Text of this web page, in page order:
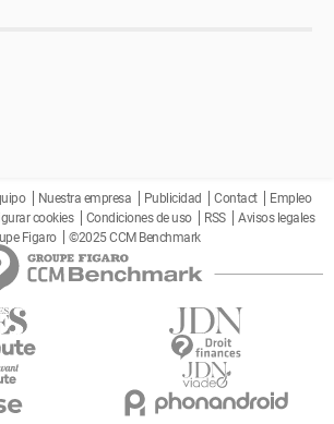
Nuestra empresa Publicidad Contact
Empleo
cookies Condiciones de uso RSS
Avisos legales
Figaro
©2025 CCM Benchmark